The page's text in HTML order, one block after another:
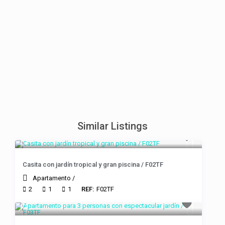
Similar Listings
Casita con jardín tropical y gran piscina / F02TF
Apartamento /
2
1 1 REF: F02TF